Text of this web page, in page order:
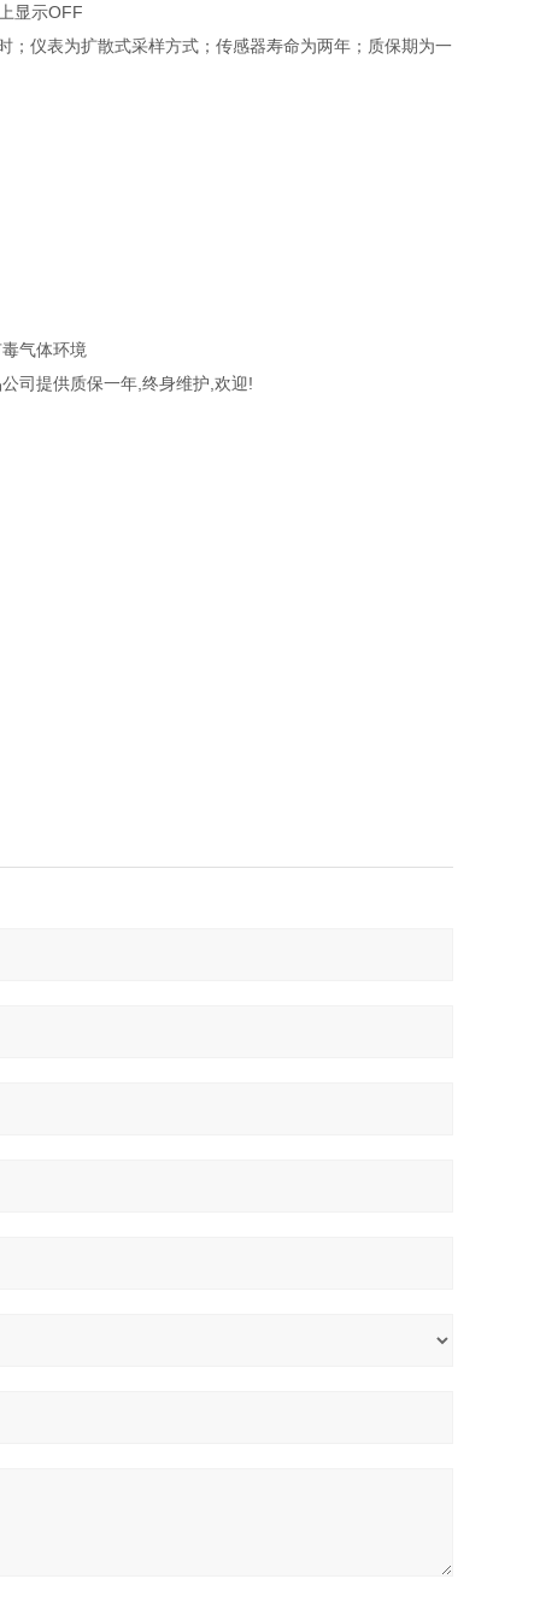
显示OFF
仪表为扩散式采样方式；传感器寿命为两年；质保期为一
气体环境
司提供质保一年,终身维护,欢迎!